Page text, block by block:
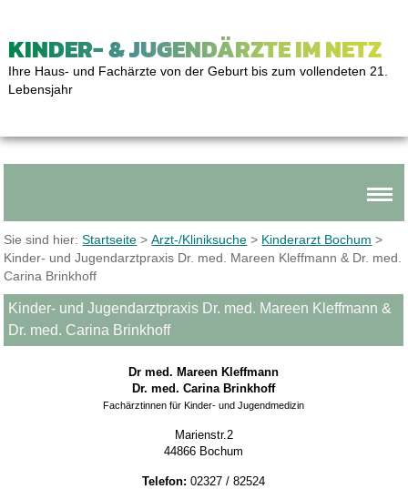
KINDER- & JUGENDÄRZTE IM NETZ
Ihre Haus- und Fachärzte von der Geburt bis zum vollendeten 21.
Lebensjahr
Sie sind hier:Startseite >Arzt-/Kliniksuche > Kinderarzt Bochum >
Kinder- und Jugendarztpraxis Dr. med. Mareen Kleffmann & Dr. med.
Carina Brinkhoff
Kinder- und Jugendarztpraxis Dr. med. Mareen Kleffmann &
Dr. med. Carina Brinkhoff
Dr med. Mareen Kleffmann
Dr. med. Carina Brinkhoff
Fachärztinnen für Kinder- und Jugendmedizin
Marienstr.2
44866 Bochum
Telefon: 02327 / 82524